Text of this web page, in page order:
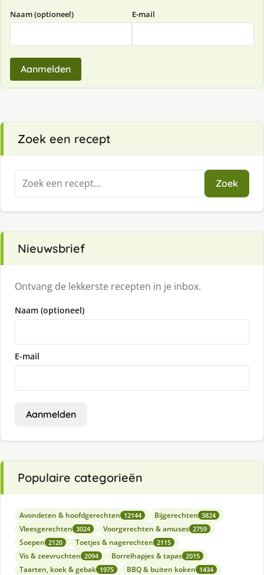
Naam (optioneel) E-mail
Aanmelden
Zoek een recept
Zoeken
naar:
Zoek
Nieuwsbrief
Ontvang de lekkerste recepten in je inbox.
Naam (optioneel)
E-mail
Aanmelden
Populaire categorieën
Avondeten & hoofdgerechten 12144 Bijgerechten 3824
Vleesgerechten 3024 Voorgerechten & amuses 2759
Soepen 2120 Toetjes & nagerechten 2115
Vis & zeevruchten 2094 Borrelhapjes & tapas 2015
Taarten, koek & gebak 1975 BBQ & buiten koken 1434